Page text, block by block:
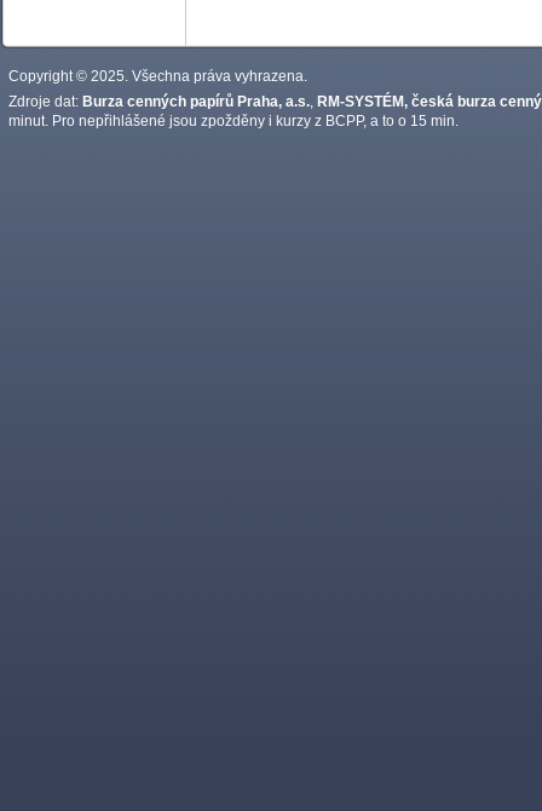
Copyright © 2025. Všechna práva vyhrazena.
Zdroje dat: Burza cenných papírů Praha, a.s. RM-SYSTÉM, česká burza
minut. Pro nepřihlášené jsou zpožděny i kurzy z BCPP, a to o 15 min.